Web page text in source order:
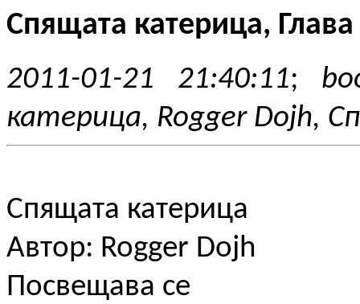
Спящата катерица,
2011-01-21 21:40:11;
катерица, Rogger Dojh,
Спящата катерица
Автор: Rogger Dojh
Посвещава се